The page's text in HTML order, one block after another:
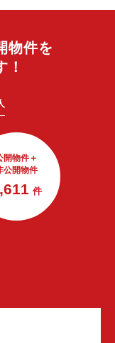
物件を
！
開物件＋
公開物件
件